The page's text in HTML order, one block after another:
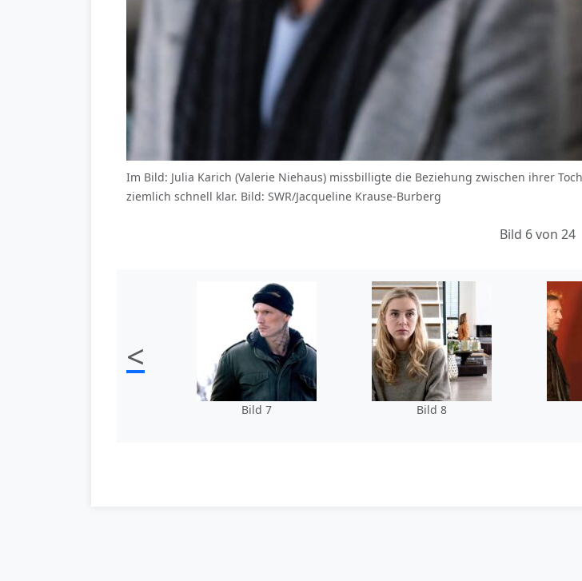
Im Bild: Julia Karich (Valerie Niehaus) missbilligte die Beziehung zwischen ihrer
ziemlich schnell klar. Bild: SWR/Jacqueline Krause-Burberg
Bild 6 von 24
<
Bild 7 Bild 8